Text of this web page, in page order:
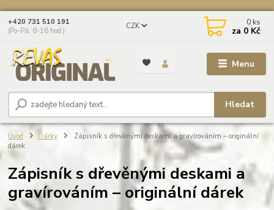
Menu
CZK
Hledat
+420 731 510 191
(Po-Pá, 8-16 hod.)
0 ks
za 0 Kč
Úvod Dárky
Zápisník s dřevěnými deskami a gravírováním – originální
dárek
Zápisník s dřevěnými deskami a
gravírováním – originální dárek